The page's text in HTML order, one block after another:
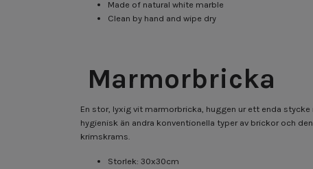
Made of natural white marble
Clean by hand and wipe dry
Marmorbricka
En stor, lyxig vit marmorbricka, huggen ur ett enda
hygienisk än andra konventionella typer av brickor och
krimskrams.
Storlek: 30x30cm